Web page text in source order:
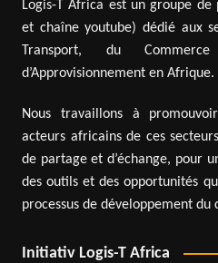
Logis-T Africa est un groupe de
et chaîne youtube) dédié aux
Transport, du
d’Approvisionnement en Afrique.
Nous travaillons à
acteurs africains de ces
de partage et d’échange, pour
des outils et des opportunités
processus de développement du
Initiativ Logis-T Africa